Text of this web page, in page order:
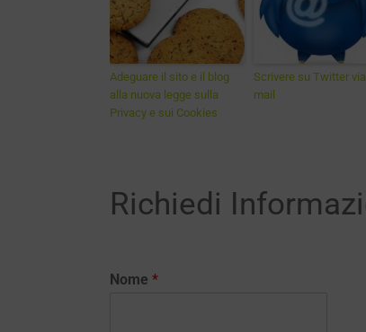
Adeguare il sito e il blog
alla nuova legge sulla
Privacy e sui Cookies
Scrivere su Twitter via
mail
Richiedi
Nome *